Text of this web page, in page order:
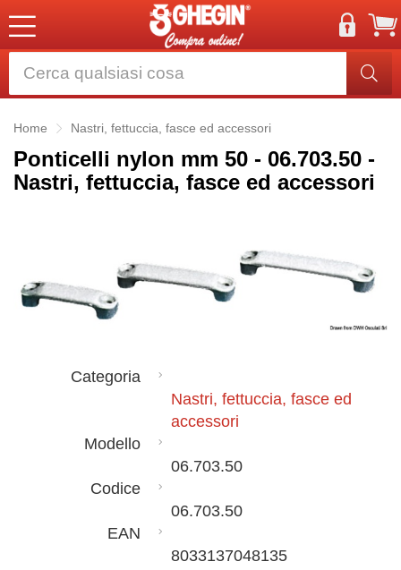
Home Nastri, fettuccia, fasce ed accessori
Ponticelli nylon mm 50 - 06.703.50 -
Nastri, fettuccia, fasce ed accessori
Categoria
Nastri, fettuccia, fasce ed
accessori
Modello
06.703.50
Codice
06.703.50
EAN
8033137048135